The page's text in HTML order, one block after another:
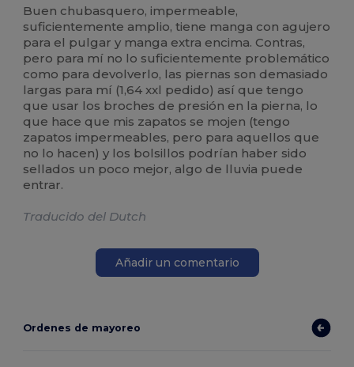
Buen chubasquero, impermeable,
suficientemente amplio, tiene manga con agujero
para el pulgar y manga extra encima. Contras,
pero para mí no lo suficientemente problemático
como para devolverlo, las piernas son demasiado
largas para mí (1,64 xxl pedido) así que tengo
que usar los broches de presión en la pierna, lo
que hace que mis zapatos se mojen (tengo
zapatos impermeables, pero para aquellos que
no lo hacen) y los bolsillos podrían haber sido
sellados un poco mejor, algo de lluvia puede
entrar.
Traducido del Dutch
Añadir un comentario
Ordenes de mayoreo